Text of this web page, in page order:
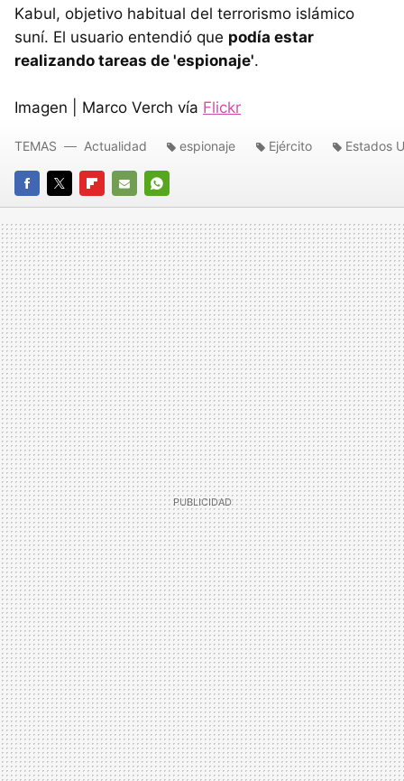
Kabul, objetivo habitual del terrorismo islámico
suní. El usuario entendió que podía estar
realizando tareas de 'espionaje'.
Imagen | Marco Verch vía Flickr
FACEBOOK
TWITTERFLIPBOARD
E-
MAIL
WHATSAPP
TEMAS Actualidad espionaje Ejército Estados